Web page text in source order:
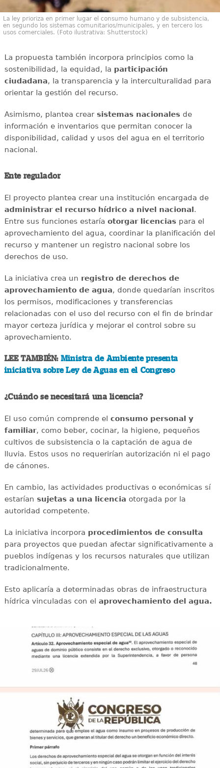
La ley prioriza en primer lugar el consumo humano y de subsistencia,
en segundo los sistemas comunitarios/municipales, y en tercero los
usos comerciales. (Foto ilustrativa: Shutterstock)
La propuesta también incorpora principios como la
sostenibilidad, la equidad, la participación
ciudadana, la transparencia y la interculturalidad para
orientar la gestión del recurso.
Asimismo, plantea crear sistemas nacionalesde
información e inventarios que permitan conocer la
disponibilidad, calidad y usos del agua en el territorio
nacional.
Ente regulador
El proyecto plantea crear una institución encargada de
administrar el recurso hídrico a nivel nacional.
Entre sus funciones estaría otorgar licenciaspara el
aprovechamiento del agua, coordinar la planificación del
recurso y mantener un registro nacional sobre los
derechos de uso.
La iniciativa crea un registro de derechos de
aprovechamiento de agua, donde quedarían inscritos
los permisos, modificaciones y transferencias
relacionadas con el uso del recurso con el fin de brindar
mayor certeza jurídica y mejorar el control sobre su
aprovechamiento.
LEE TAMBIÉN: Ministra de Ambiente presenta
iniciativa sobre Ley de Aguas en el Congreso
¿Cuándo se necesitará una licencia?
El uso común comprende el consumo personal y
familiar, como beber, cocinar, la higiene, pequeños
cultivos de subsistencia o la captación de agua de
lluvia. Estos usos no requerirían autorización ni el pago
de cánones.
En cambio, las actividades productivas o económicas sí
estarían sujetas a una licencia otorgada por la
autoridad competente.
La iniciativa incorpora procedimientos de consulta
para proyectos que puedan afectar significativamente a
pueblos indígenas y los recursos naturales que utilizan
tradicionalmente.
Esto aplicaría a determinadas obras de infraestructura
hídrica vinculadas con el aprovechamiento del agua.